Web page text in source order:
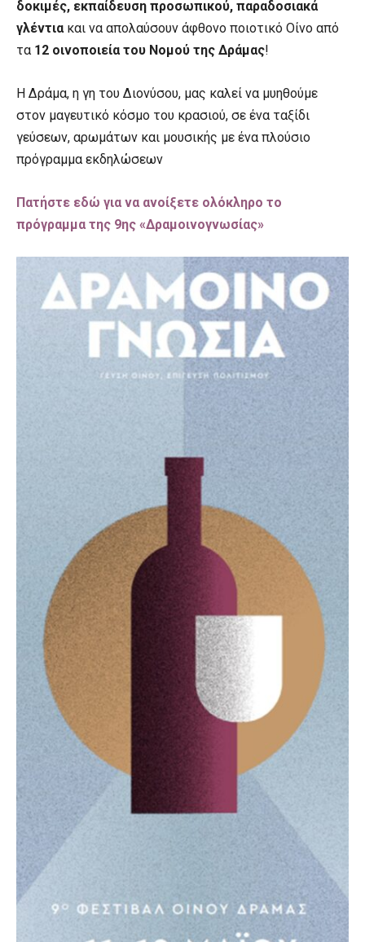
δοκιμές, εκπαίδευση προσωπικού, παραδοσιακά
γλέντιακαι να απολαύσουν άφθονο ποιοτικό Οίνο από
τα 12 οινοποιεία του Νομού της Δράμας!
Η Δράμα, η γη του Διονύσου, μας καλεί να μυηθούμε
στον μαγευτικό κόσμο του κρασιού, σε ένα ταξίδι
γεύσεων, αρωμάτων και μουσικής με ένα πλούσιο
πρόγραμμα εκδηλώσεων
Πατήστε εδώ για να ανοίξετε ολόκληρο το
πρόγραμμα της 9ης «Δραμοινογνωσίας»